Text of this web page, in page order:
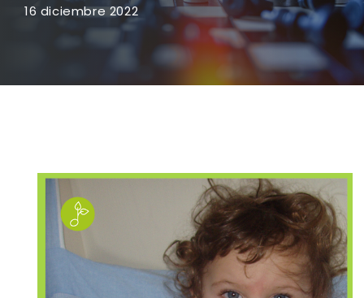
16 diciembre 2022